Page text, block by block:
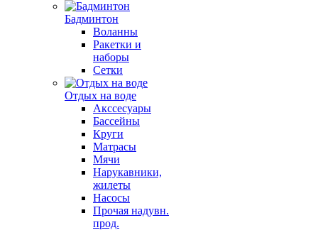
Бадминтон
Воланны
Ракетки и
наборы
Сетки
Отдых на воде
Акссесуары
Бассейны
Круги
Матрасы
Мячи
Нарукавники,
жилеты
Насосы
Прочая надувн.
прод.